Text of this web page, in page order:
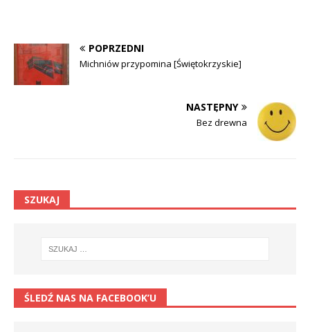
POPRZEDNI
Michniów przypomina [Świętokrzyskie]
NASTĘPNY
Bez drewna
SZUKAJ
ŚLEDŹ NAS NA FACEBOOK’U